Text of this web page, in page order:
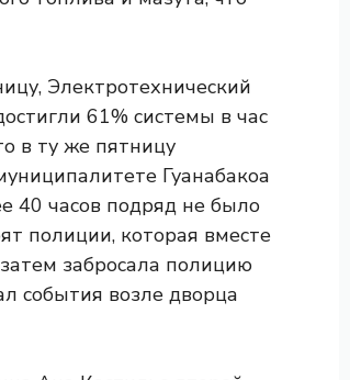
Электротехнический
61% системы в час
в ту же пятницу
Гуанабакоа
40 часов подряд не было
полиции, которая вместе
забросала полицию
события возле дворца